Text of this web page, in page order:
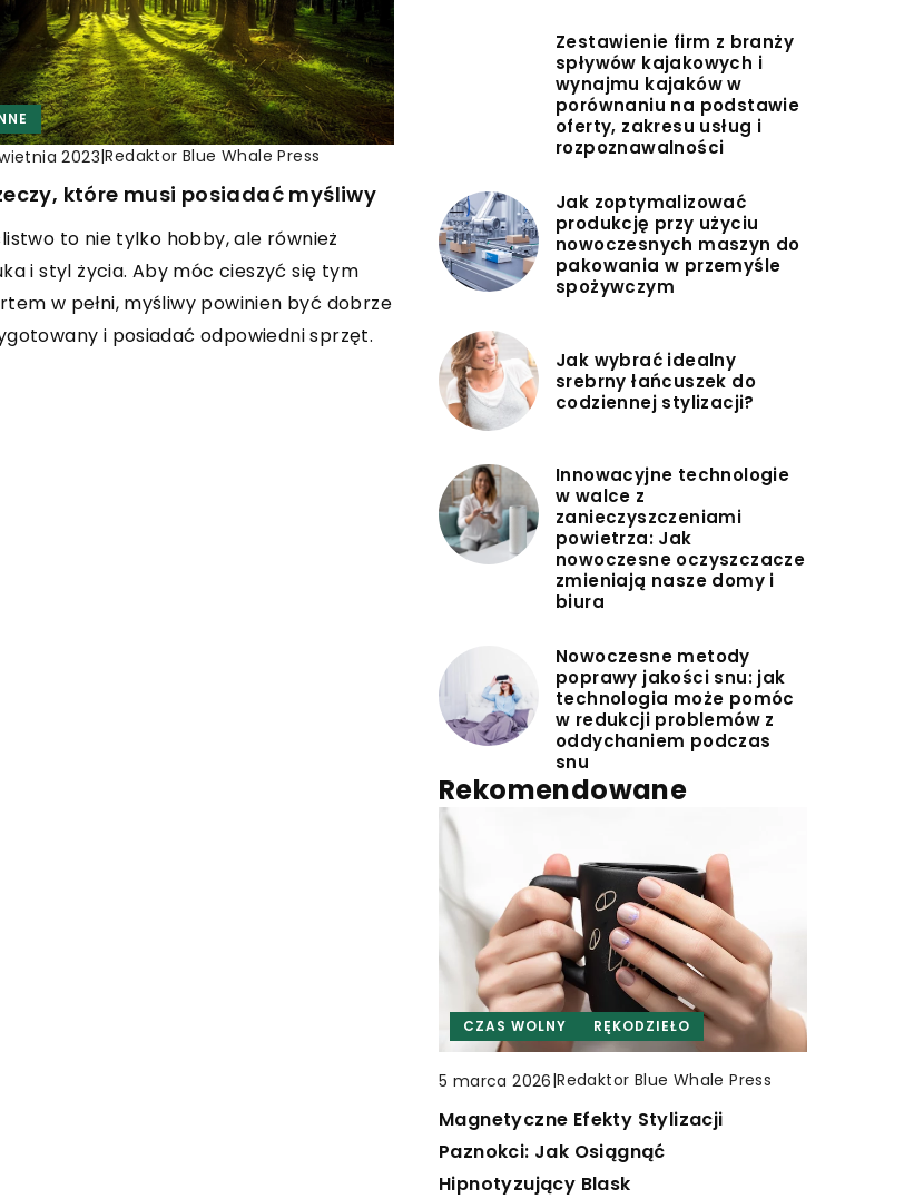
2023|Redaktor Blue Whale Press
które musi posiadać myśliwy
to nie tylko hobby, ale również
i styl życia. Aby móc cieszyć się tym
w pełni, myśliwy powinien być dobrze
i posiadać odpowiedni sprzęt.
Zestawienie firm z branży
spływów kajakowych i
wynajmu kajaków w
porównaniu na podstawie
oferty, zakresu usług i
rozpoznawalności
Jak zoptymalizować
produkcję przy użyciu
nowoczesnych maszyn do
pakowania w przemyśle
spożywczym
Jak wybrać idealny
srebrny łańcuszek do
codziennej stylizacji?
Innowacyjne technologie
w walce z
zanieczyszczeniami
powietrza: Jak
nowoczesne oczyszczacze
zmieniają nasze domy i
biura
Nowoczesne metody
poprawy jakości snu: jak
technologia może pomóc
w redukcji problemów z
oddychaniem podczas
snu
Rekomendowane
CZAS WOLNY WĘDKARSTWO
1 października 2025|
Jakie korzyści oferują internetowe
sklepy wędkarskie przy zakupie
CZAS WOLNY RĘKODZIEŁO
5 marca 2026|Redaktor Blue Whale Press
Magnetyczne Efekty Stylizacji
Paznokci: Jak Osiągnąć
Hipnotyzujący Blask
CZAS WOLNY INNE
10 lutego 2024|Redaktor Blue Whale Press
Jak wybrać dodatki, pasujące na
specjalne okazje? Przewodnik po
luksusowej biżuterii